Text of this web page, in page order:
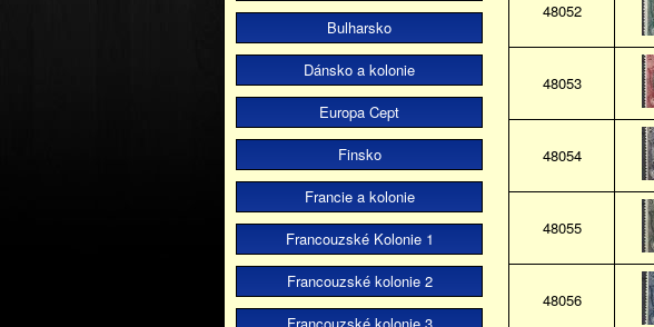
Bulharsko
Dánsko a kolonie
Europa Cept
Finsko
Francie a kolonie
Francouzské Kolonie 1
Francouzské kolonie 2
48052
48053
48054
48055
48056